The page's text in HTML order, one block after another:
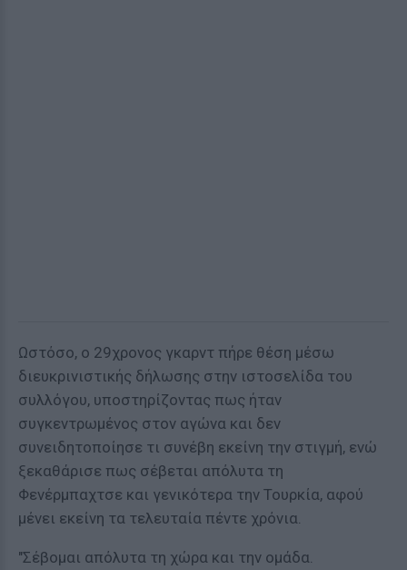
Ωστόσο, ο 29χρονος γκαρντ πήρε θέση μέσω
διευκρινιστικής δήλωσης στην ιστοσελίδα του
συλλόγου, υποστηρίζοντας πως ήταν
συγκεντρωμένος στον αγώνα και δεν
συνειδητοποίησε τι συνέβη εκείνη την στιγμή, ενώ
ξεκαθάρισε πως σέβεται απόλυτα τη
Φενέρμπαχτσε και γενικότερα την Τουρκία, αφού
μένει εκείνη τα τελευταία πέντε χρόνια.
"Σέβομαι απόλυτα τη χώρα και την ομάδα.